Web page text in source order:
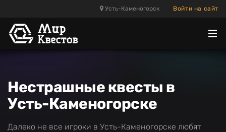
Усть-Каменогорск Войти на сайт
Нестрашные квесты в
Усть-Каменогорске
Далеко не все игроки в Усть-Каменогорске любят